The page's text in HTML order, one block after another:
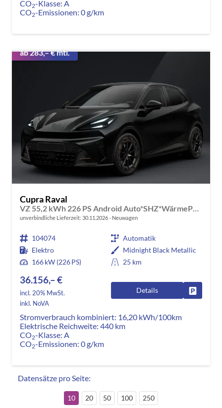
CO2-Klasse: A
CO2-Emissionen: 0 g/km
ab 283,– € mtl.
Cupra Raval
VZ 55,2 kWh 226 PS Android Auto*SHZ*WärmePumpe*ACC*Kamera*Keyless*2Z Klimaauto*
unverbindliche Lieferzeit: 30.11.2026 Neuwagen
104074
Automatik
Elektro
Midnight Black Metallic
166 kW (226 PS)
25 km
36.156,– €
incl. 20% MwSt.
inkl. NoVA
Details
Stromverbrauch kombiniert: 16,20 kWh/100km
Elektrische Reichweite: 440 km
CO2-Klasse: A
CO2-Emissionen: 0 g/km
Datensätze pro Seite:
10 20 50 100 250